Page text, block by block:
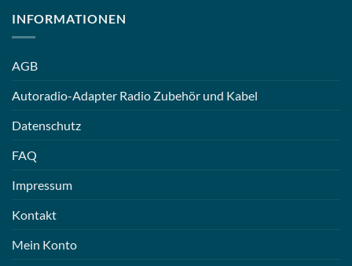
INFORMATIONEN
AGB
Autoradio-Adapter Radio Zubehör und Kabel
Datenschutz
FAQ
Impressum
Kontakt
Mein Konto